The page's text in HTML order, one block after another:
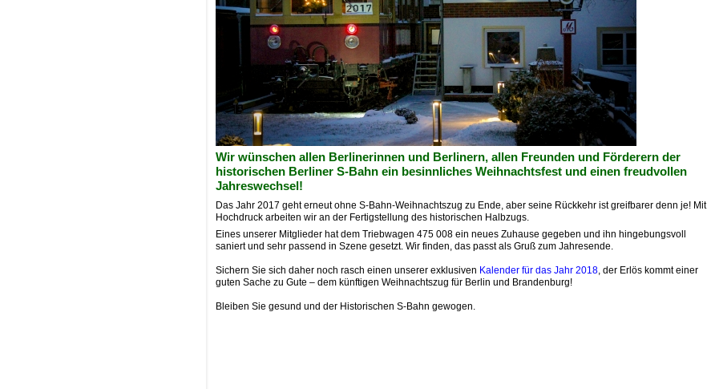
Wir wünschen allen Berlinerinnen und Berlinern, allen Freunden und Förderern der
historischen Berliner S-Bahn ein besinnliches Weihnachtsfest und einen freudvollen
Jahreswechsel!
Das Jahr 2017 geht erneut ohne S-Bahn-Weihnachtszug zu Ende, aber seine Rückkehr ist greifbarer denn je! Mit
Hochdruck arbeiten wir an der Fertigstellung des historischen Halbzugs.
Eines unserer Mitglieder hat dem Triebwagen 475 008 ein neues Zuhause gegeben und ihn hingebungsvoll
saniert und sehr passend in Szene gesetzt. Wir finden, das passt als Gruß zum Jahresende.
Sichern Sie sich daher noch rasch einen unserer exklusiven Kalender für das Jahr 2018 , der Erlös kommt einer
guten Sache zu Gute – dem künftigen Weihnachtszug für Berlin und Brandenburg!
Bleiben Sie gesund und der Historischen S-Bahn gewogen.